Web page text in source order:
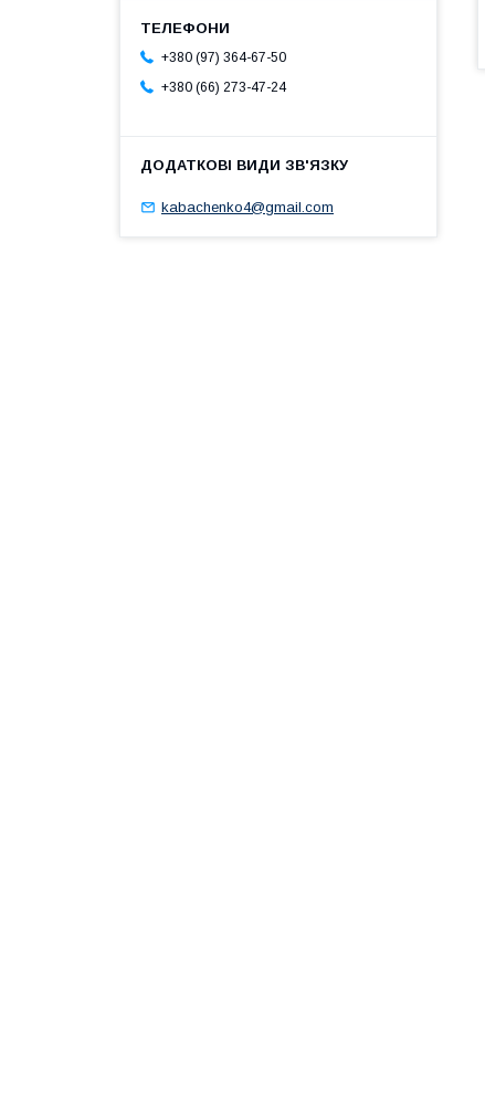
+380 (97) 364-67-50
+380 (66) 273-47-24
kabachenko4@gmail.com